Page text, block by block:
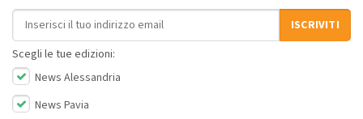
Indirizzo email
ISCRIVITI
Scegli le tue edizioni:
News Alessandria
News Pavia